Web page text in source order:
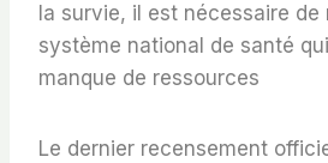
la survie, il est nécessaire de
système national de santé
manque de ressources
Le dernier recensement